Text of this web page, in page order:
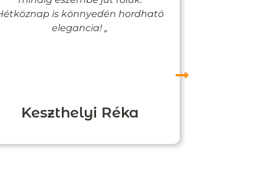
is könnyedén hordható
elegancia! „
Keszthelyi Réka